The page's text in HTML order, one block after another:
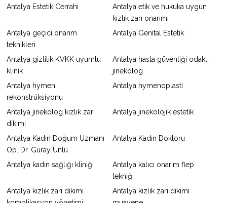
Antalya Estetik Cerrahi
Antalya etik ve hukuka uygun
kızlık zarı onarımı
Antalya geçici onarım
teknikleri
Antalya Genital Estetik
Antalya gizlilik KVKK uyumlu
klinik
Antalya hasta güvenliği odaklı
jinekolog
Antalya hymen
rekonstrüksiyonu
Antalya hymenoplasti
Antalya jinekolog kızlık zarı
dikimi
Antalya jinekolojik estetik
Antalya Kadın Doğum Uzmanı
Op. Dr. Güray Ünlü
Antalya Kadın Doktoru
Antalya kadın sağlığı kliniği
Antalya kalıcı onarım flep
tekniği
Antalya kızlık zarı dikimi
Antalya kızlık zarı dikimi